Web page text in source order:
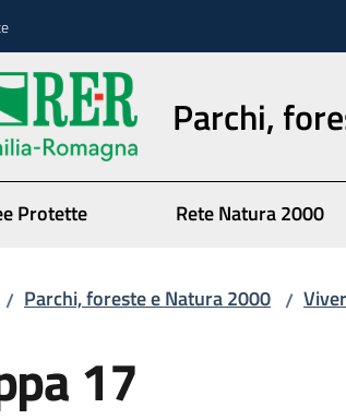
Parchi,
Protette Rete Natura 2000
/ Parchi, foreste e Natura 2000 /
17